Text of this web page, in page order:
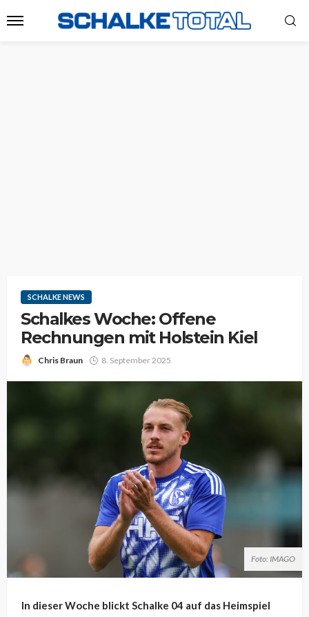
SCHALKE NEWS
Schalkes Woche: Offene
Rechnungen mit Holstein Kiel
Chris Braun 8. September 2025
Foto: IMAGO
In dieser Woche blickt Schalke 04 auf das Heimspiel